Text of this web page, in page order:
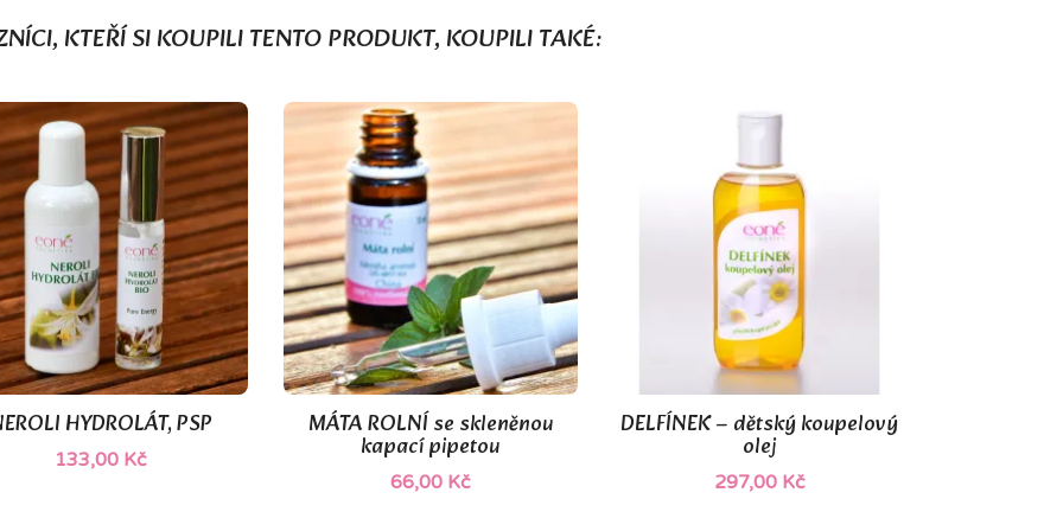
KTEŘÍ SI KOUPILI TENTO PRODUKT, KOUPILI TAKÉ:
HYDROLÁT, PSP
133,00 Kč
Rychlý náhled MÁTA ROLNÍ se skleněnou
kapací pipetou
66,00 Kč
Rychlý náhled DELFÍNEK – dětský koupelový
olej
297,00 Kč
Rychlý náhled